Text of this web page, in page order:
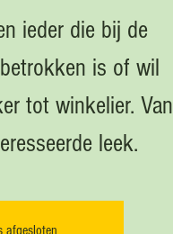
ieder die bij de
is of wil
tot winkelier. Van
leek.
afgesloten